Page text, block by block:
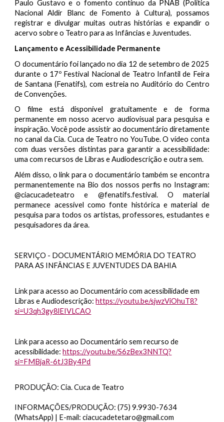
Paulo Gustavo e o fomento contínuo da PNAB (Política
Nacional Aldir Blanc de Fomento à Cultura), possamos
registrar e divulgar muitas outras histórias e expandir o
acervo sobre o Teatro para as Infâncias e Juventudes.
Lançamento e Acessibilidade Permanente
O documentário foi lançado no dia 12 de setembro de 2025
durante o 17º Festival Nacional de Teatro Infantil de Feira
de Santana (Fenatifs), com estreia no Auditório do Centro
de Convenções.
O filme está disponível gratuitamente e de forma
permanente em nosso acervo audiovisual para pesquisa e
inspiração. Você pode assistir ao documentário diretamente
no canal da Cia. Cuca de Teatro no YouTube. O vídeo conta
com duas versões distintas para garantir a acessibilidade:
uma com recursos de Libras e Audiodescrição e outra sem.
Além disso, o link para o documentário também se encontra
permanentemente na Bio dos nossos perfis no Instagram:
@ciacucadeteatro e @fenatifs.festival. O material
permanece acessível como fonte histórica e material de
pesquisa para todos os artistas, professores, estudantes e
pesquisadores da área.
SERVIÇO - DOCUMENTÁRIO MEMÓRIA DO TEATRO
PARA AS INFÂNCIAS E JUVENTUDES DA BAHIA
Link para acesso ao Documentário com acessibilidade em
Libras e Audiodescrição: https://youtu.be/sjwzViOhuT8?
si=U3qh3gy8lEIVLCAO
Link para acesso ao Documentário sem recurso de
acessibilidade: https://youtu.be/S6zBex3NNTQ?
si=FMBjaR-6tJ3By4Pd
PRODUÇÃO: Cia. Cuca de Teatro
INFORMAÇÕES/PRODUÇÃO: (75) 9.9930-7634
(WhatsApp) | E-mail: ciacucadetetaro@gmail.com